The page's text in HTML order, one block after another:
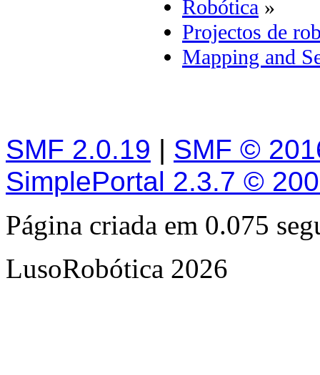
Robótica »
Projectos de
Mapping and
SMF 2.0.19 | SMF ©
SimplePortal 2.3.7 ©
Página criada em 0.075
LusoRobótica 2026